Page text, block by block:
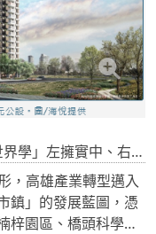
左擁實中、右抱康橋
，高雄產業轉型邁入
鎮」的發展藍圖，憑
梓園區、橋頭科學園